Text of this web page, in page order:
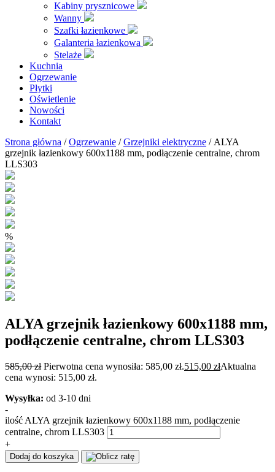
Kabiny prysznicowe
Wanny
Szafki łazienkowe
Galanteria łazienkowa
Stelaże
Kuchnia
Ogrzewanie
Płytki
Oświetlenie
Nowości
Kontakt
Strona główna /Ogrzewanie /Grzejniki elektryczne / ALYA
grzejnik łazienkowy 600x1188 mm, podłączenie centralne, chrom
LLS303
%
ALYA grzejnik łazienkowy 600x1188 mm,
podłączenie centralne, chrom LLS303
585,00zł Pierwotna cena wynosiła: 585,00 zł.515,00 złAktualna
cena wynosi: 515,00 zł.
Wysyłka: od 3-10 dni
-
ilość ALYA grzejnik łazienkowy 600x1188 mm, podłączenie
centralne, chrom LLS303
+
Dodaj do koszyka